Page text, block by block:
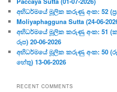
අභිධර්මයේ මූලික කරුණු අංක: 52
Moliyaphagguna Sutta (24-06-
අභිධර්මයේ මූලික කරුණු අංක: 51
රූප) 20-06-2026
අභිධර්මයේ මූලික කරුණු අංක: 50
හේතු) 13-06-2026
RECENT COMMENTS